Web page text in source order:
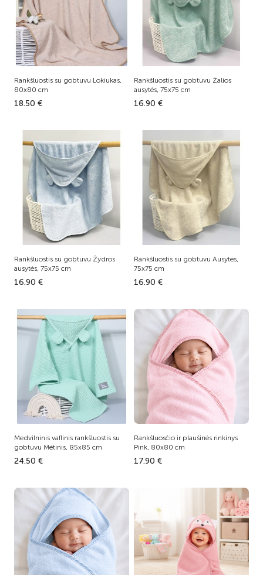
Rankšluostis su gobtuvu Lokiukas,
80x80 cm
18.50 €
Rankšluostis su gobtuvu Žalios
ausytės, 75x75 cm
16.90 €
Rankšluostis su gobtuvu Žydros
ausytės, 75x75 cm
16.90 €
Rankšluostis su gobtuvu Ausytės,
75x75 cm
16.90 €
Medvilninis vaflinis rankšluostis su
gobtuvu Mėtinis, 85x85 cm
24.50 €
Rankšluosčio ir plaušinės rinkinys
Pink, 80x80 cm
17.90 €